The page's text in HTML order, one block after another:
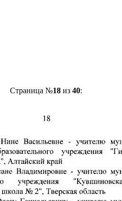
Страница №18из 40: